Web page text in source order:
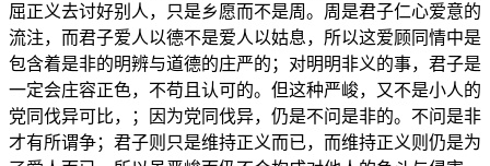
屈正义去讨好别人，只是乡愿而不是周。周是君子仁心爱意的
流注，而君子爱人以德不是爱人以姑息，所以这爱顾同情中是
包含着是非的明辨与道德的庄严的；对明明非义的事，君子是
一定会庄容正色，不苟且认可的。但这种严峻，又不是小人的
党同伐异可比，；因为党同伐异，仍是不问是非的。不问是非
才有所谓争；君子则只是维持正义而已，而维持正义则仍是为